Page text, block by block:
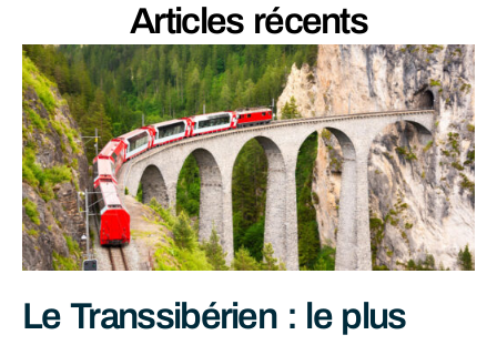
Articles récents
Le Transsibérien : le plus